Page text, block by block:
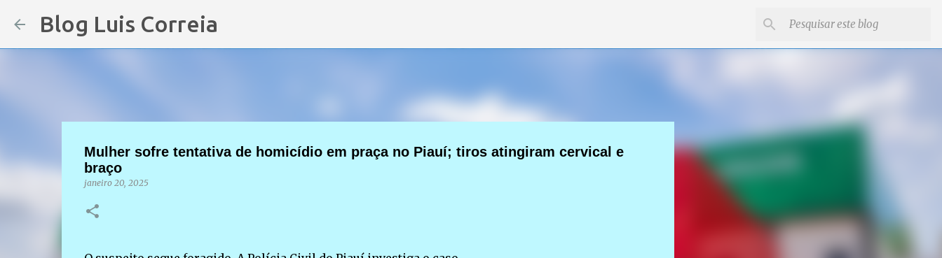
Blog Luis Correia
Mulher sofre tentativa de homicídio em praça no Piauí; tiros atingiram cervical e
braço
janeiro 20, 2025